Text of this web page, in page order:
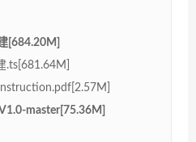
[684.20M]
.ts[681.64M]
master[75.36M]